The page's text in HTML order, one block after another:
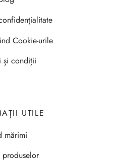
Cookie-urile
și condiții
UTILE
mărimi
produselor